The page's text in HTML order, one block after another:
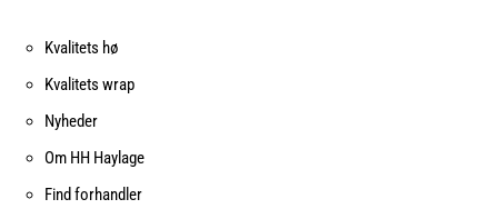
Kvalitets hø
Kvalitets wrap
Nyheder
Om HH Haylage
Find forhandler